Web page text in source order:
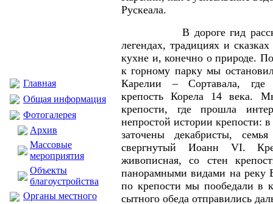
Главная
Общая информация
Фотогалерея
Архив
Массовые
мероприятия
Объекты
благоустройства
Органы местного
Рускеала.
В дороге гид
легендах, традициях и
кухне и, конечно о природе.
к горному парку мы
Карелии – Сортавала, где
крепость Корела 14 века.
крепости, где прошла
непростой истории крепости:
заточены декабристы,
свергнутый Иоанн VI.
живописная, со стен
панорамными видами на реку
по крепости мы пообедали в
сытного обеда отправились